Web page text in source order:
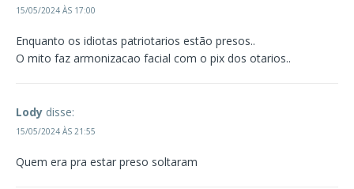
15/05/2024 ÀS 17:00
Enquanto os idiotas patriotarios estão presos..
O mito faz armonizacao facial com o pix dos otarios..
Lody disse:
15/05/2024 ÀS 21:55
Quem era pra estar preso soltaram